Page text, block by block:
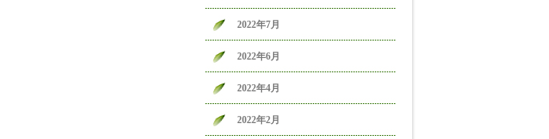
2022年7月
2022年6月
2022年4月
2022年2月